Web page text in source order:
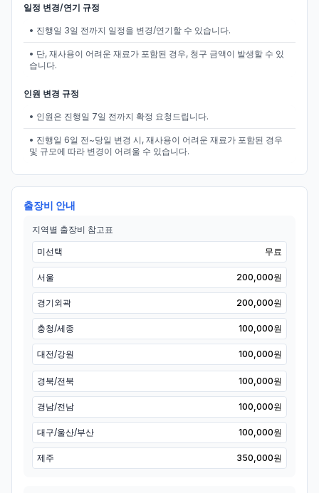
일정 변경/연기 규정
• 진행일 3일 전까지 일정을 변경/연기할 수 있습니다.
• 단, 재사용이 어려운 재료가 포함된 경우, 청구 금액이 발생할 수 있
습니다.
인원 변경 규정
• 인원은 진행일 7일 전까지 확정 요청드립니다.
• 진행일 6일 전~당일 변경 시, 재사용이 어려운 재료가 포함된 경우
및 규모에 따라 변경이 어려울 수 있습니다.
출장비 안내
지역별 출장비 참고표
미선택 무료
서울 200,000원
경기외곽 200,000원
충청/세종 100,000원
대전/강원 100,000원
경북/전북 100,000원
경남/전남 100,000원
대구/울산/부산 100,000원
제주 350,000원